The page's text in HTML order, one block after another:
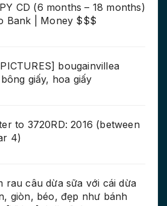
CD (6 months – 18 months)
Bank | Money $$$
bougainvillea
giấy, hoa giấy
to 3720RD: 2016 (between
4)
rau câu dừa sữa với cái dừa
giòn, béo, đẹp như bánh